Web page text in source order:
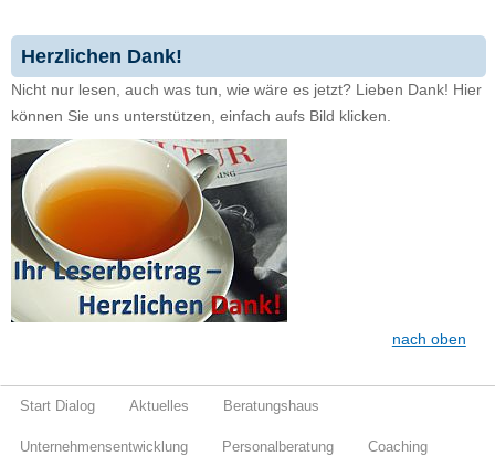
Herzlichen Dank!
Nicht nur lesen, auch was tun, wie wäre es jetzt? Lieben Dank! Hier
können Sie uns unterstützen, einfach aufs Bild klicken.
nach oben
Start Dialog Aktuelles Beratungshaus
Unternehmensentwicklung Personalberatung Coaching